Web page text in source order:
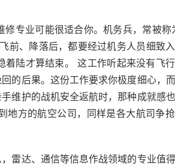
专业可能很适合你。机务兵，常被称
前、降落后，都要经过机务人员细致
陆才算结束。 这工作听起来没有飞
的后果。这份工作要求你极度细心，
维护的战机安全返航时，那种成就感
地方的航空公司，同样是各大航司争
雷达、通信等信息作战领域的专业值得